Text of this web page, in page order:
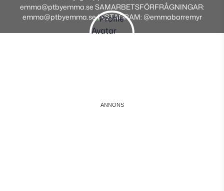
emma@ptbyemma.se SAMARBETSFÖRFRÅGNINGAR:
emma@ptbyemma.se INSTAGRAM: @emmabarremyr